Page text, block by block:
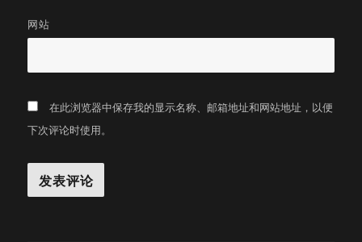
网站
在此浏览器中保存我的显示名称、邮箱地址和网站地址，以便
下次评论时使用。